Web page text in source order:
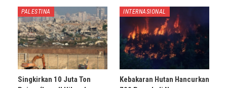
PALESTINA
Singkirkan 10 Juta Ton
INTERNASIONAL
Kebakaran Hutan Hancurkan